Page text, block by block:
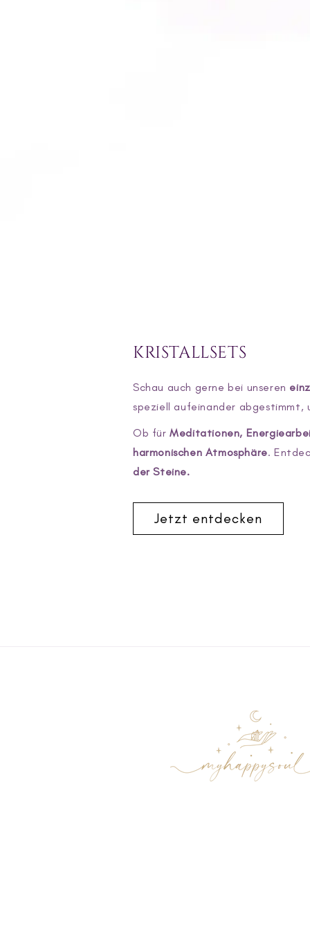
KRISTALLSETS
Schau auch gerne bei unseren
speziell aufeinander abgestimmt,
Ob fürMeditationen,
harmonischen Atmosphäre.
der Steine.
Jetzt entdecken